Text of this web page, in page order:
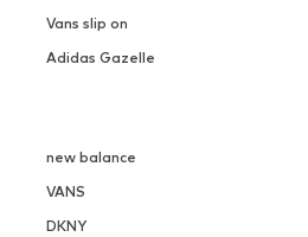
Vans slip on
Adidas Gazelle
new balance
VANS
DKNY